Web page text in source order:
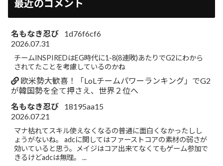
最近のコメント
名もなき忍び
1d76f6cf6
2026.07.31
チームINSPIREDはEG時代に1-8(8連敗)あたりでG2にわから
されてたことを考慮しているのかね
欧米勢大歓喜！「LoLチームパワーランキング」でG2
が韓国勢を全て押さえ、世界２位へ
名もなき忍び
18195aa15
2026.07.21
マナ枯れてスキル使えなくなるの普通に面白くなかったしし
ょうがないね。 adcに関してはファーストコアの素材の弱さが
効いていると思う。メイジはコア出来てなくてもゲーム参加で
きるけどadcは無理。 ...